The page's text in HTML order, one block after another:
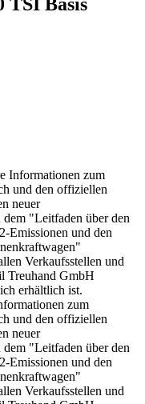
Informationen zum
und den offiziellen
neuer
"Leitfaden über den
Emissionen und den
Verkaufsstellen und
Treuhand GmbH
erhältlich ist.
zum
und den offiziellen
neuer
"Leitfaden über den
Emissionen und den
Verkaufsstellen und